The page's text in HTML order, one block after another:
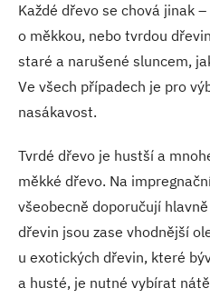
Každé dřevo se chová jinak
o měkkou, nebo tvrdou
staré a narušené sluncem,
Ve všech případech je pro
nasákavost.
Tvrdé dřevo je hustší a
měkké dřevo. Na
všeobecně doporučují
dřevin jsou zase vhodnější
u exotických dřevin, které
a husté, je nutné vybírat